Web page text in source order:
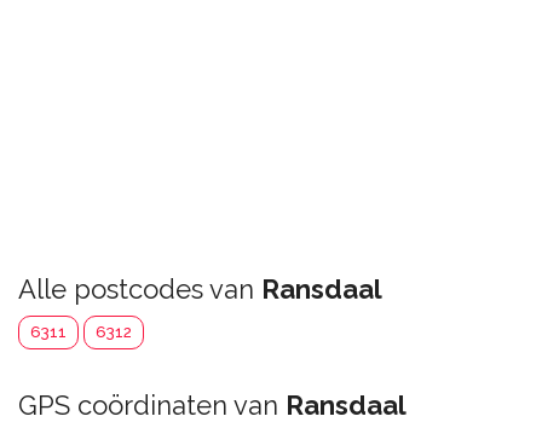
Alle postcodes van Ransdaal
6311 6312
GPS coördinaten van Ransdaal